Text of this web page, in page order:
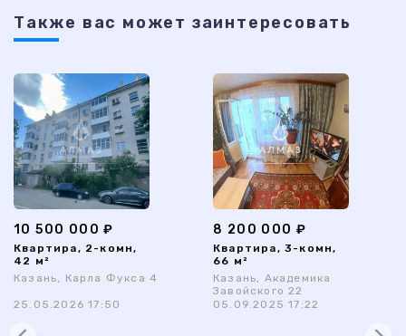
Также ваc может заинтересовать
10 500 000 ₽
Квартира, 2-комн,
42 м²
Казань, Карла Фукса 4
25.05.2026 17:50
8 200 000 ₽
Квартира, 3-комн,
66 м²
Казань, Академика
Завойского 22
05.09.2025 17:22